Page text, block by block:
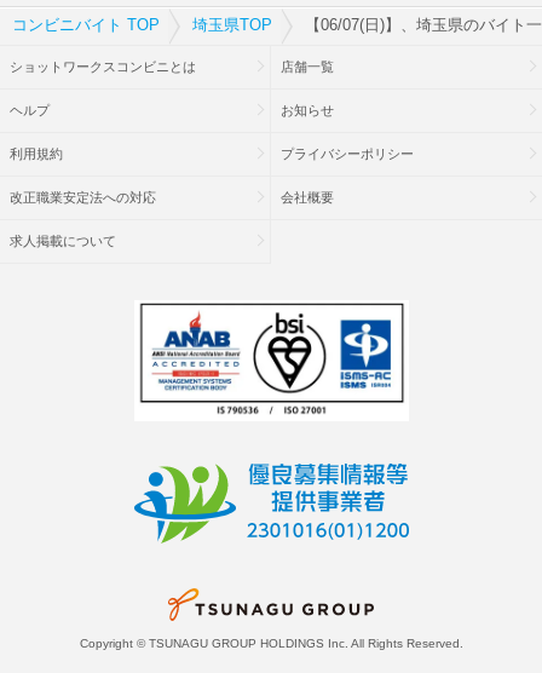
コンビニバイト TOP 埼玉県TOP 【06/07(日)】、埼玉県のバイト
ショットワークスコンビニとは 店舗一覧
ヘルプ お知らせ
利用規約 プライバシーポリシー
改正職業安定法への対応 会社概要
求人掲載について
Copyright © TSUNAGU GROUP HOLDINGS Inc. All Rights Reserved.